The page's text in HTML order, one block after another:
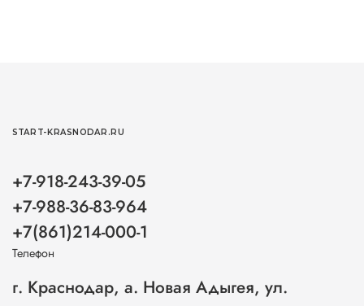
START-KRASNODAR.RU
+7-918-243-39-05
+7-988-36-83-964
+7(861)214-000-1
Телефон
г. Краснодар, а. Новая Адыгея, ул.